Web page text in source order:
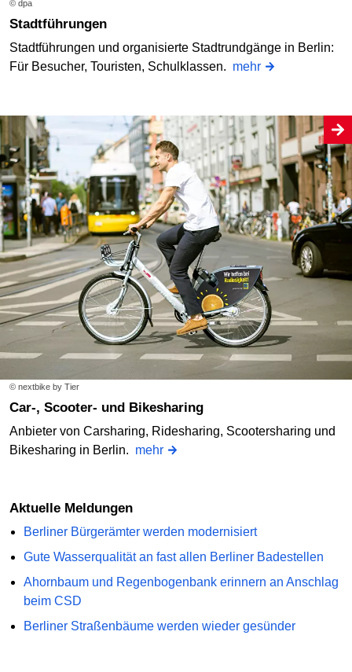
© dpa
Stadtführungen
Stadtführungen und organisierte Stadtrundgänge in Berlin:
Für Besucher, Touristen, Schulklassen. mehr
© nextbike by Tier
Car-, Scooter- und Bikesharing
Anbieter von Carsharing, Ridesharing, Scootersharing und
Bikesharing in Berlin. mehr
Aktuelle Meldungen
Berliner Bürgerämter werden modernisiert
Gute Wasserqualität an fast allen Berliner Badestellen
Ahornbaum und Regenbogenbank erinnern an Anschlag
beim CSD
Berliner Straßenbäume werden wieder gesünder